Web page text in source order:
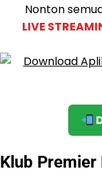
Nonton
LIVE
Klub Premier